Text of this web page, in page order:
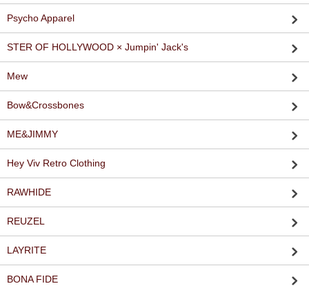
Psycho Apparel
STER OF HOLLYWOOD × Jumpin' Jack's
Mew
Bow&Crossbones
ME&JIMMY
Hey Viv Retro Clothing
RAWHIDE
REUZEL
LAYRITE
BONA FIDE